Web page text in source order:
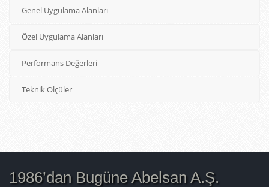
Genel Uygulama Alanları
Özel Uygulama Alanları
Performans Değerleri
Teknik Ölçüler
1986’dan Bugüne Abelsan A.Ş.